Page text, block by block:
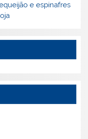
e espinafres